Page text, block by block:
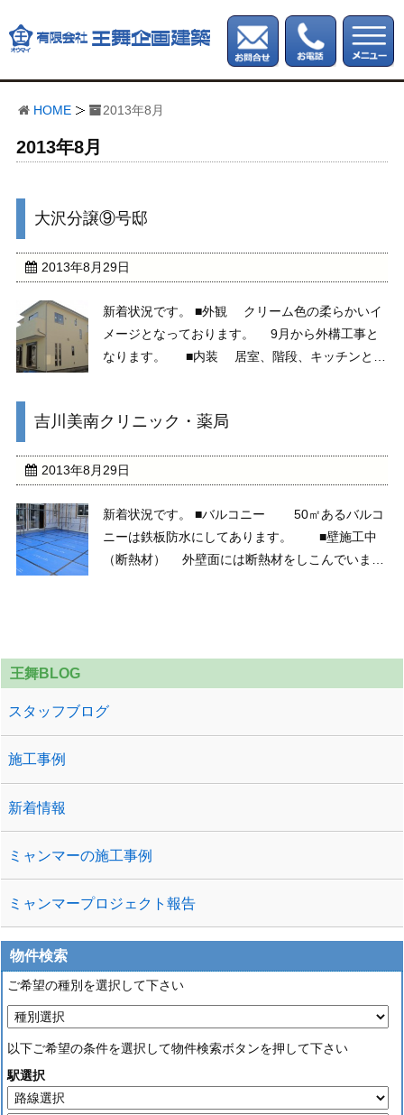
HOME 2013年8月
2013年8月
大沢分譲⑨号邸
2013年8月29日
新着状況です。 ■外観 クリーム色の柔らかいイ
メージとなっております。 9月から外構工事と
なります。 ■内装 居室、階段、キッチンとな
吉川美南クリニック・薬局
2013年8月29日
新着状況です。 ■バルコニー 50㎡あるバルコ
ニーは鉄板防水にしてあります。 ■壁施工中
（断熱材） 外壁面には断熱材をしこんでいま
王舞BLOG
スタッフブログ
施工事例
新着情報
ミャンマーの施工事例
ミャンマープロジェクト報告
物件検索
ご希望の種別を選択して下さい
以下ご希望の条件を選択して物件検索ボタンを押して下さい
駅選択